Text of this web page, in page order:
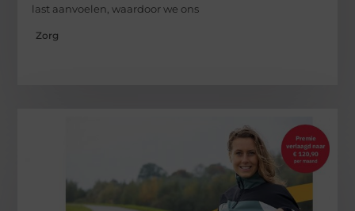
last aanvoelen, waardoor we ons
Zorg